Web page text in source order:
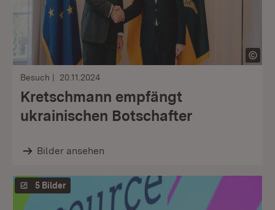
Besuch 20.11.2024
Kretschmann empfängt
ukrainischen Botschafter
Bilder ansehen
5 Bilder